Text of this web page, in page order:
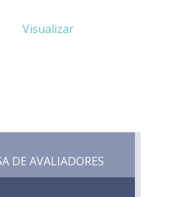
Visualizar
DE AVALIADORES